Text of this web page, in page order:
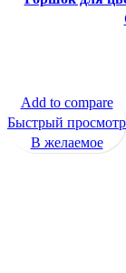
Add to compare
Быстрый просмотр
В желаемое